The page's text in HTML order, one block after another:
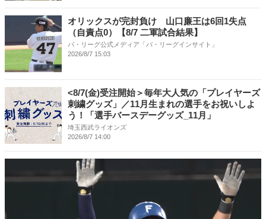
オリックスが完封負け 山口廉王は6回1失点
（自責点0）【8/7 二軍試合結果】
パ・リーグ公式メディア「パ・リーグインサイト」
2026/8/7 15:03
<8/7(金)受注開始＞毎年大人気の「プレイヤーズ
刺繍グッズ」／11月生まれの選手をお祝いしよ
う！「選手バースデーグッズ_11月」
埼玉西武ライオンズ
2026/8/7 14:00